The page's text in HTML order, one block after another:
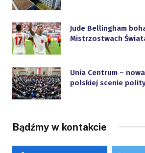
Jude Bellingham
Mistrzostwach
Unia Centrum –
polskiej scenie
Bądźmy w kontakcie